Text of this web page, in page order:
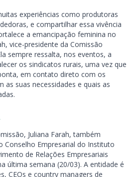
experiências como produtoras
e compartilhar essa vivência
a emancipação feminina no
vice-presidente da Comissão
sempre ressalta, nos eventos, a
os sindicatos rurais, uma vez que
em contato direto com os
as suas necessidades e quais as
Juliana Farah, também
Conselho Empresarial do Instituto
de Relações Empresariais
última semana (20/03). A entidade é
CEOs e country managers de